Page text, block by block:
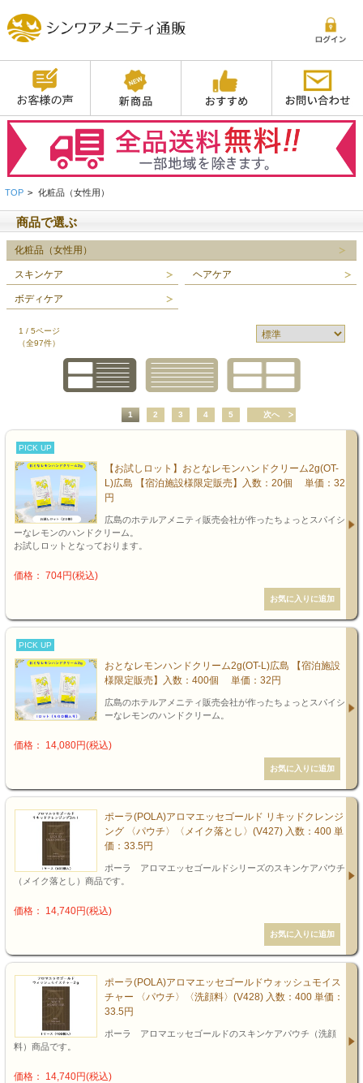
TOP > 化粧品（女性用）
商品で選ぶ
化粧品（女性用）
スキンケア
ボディケア
ヘアケア
1 / 5ページ
（全97件）
1 2 3 4 5 次へ
PICK UP
【お試しロット】おとなレモンハンドクリーム2g(OT-
L)広島 【宿泊施設様限定販売】入数：20個 単価：32
円
広島のホテルアメニティ販売会社が作ったちょっとスパイシ
ーなレモンのハンドクリーム。
お試しロットとなっております。
価格： 704円(税込)
PICK UP
おとなレモンハンドクリーム2g(OT-L)広島 【宿泊施設
様限定販売】入数：400個 単価：32円
広島のホテルアメニティ販売会社が作ったちょっとスパイシ
ーなレモンのハンドクリーム。
価格： 14,080円(税込)
ポーラ(POLA)アロマエッセゴールド リキッドクレンジ
ング 〈パウチ〉〈メイク落とし〉(V427) 入数：400 単
価：33.5円
ポーラ アロマエッセゴールドシリーズのスキンケアパウチ
（メイク落とし）商品です。
価格： 14,740円(税込)
ポーラ(POLA)アロマエッセゴールドウォッシュモイス
チャー 〈パウチ〉〈洗顔料〉(V428) 入数：400 単価：
33.5円
ポーラ アロマエッセゴールドのスキンケアパウチ（洗顔
料）商品です。
価格： 14,740円(税込)